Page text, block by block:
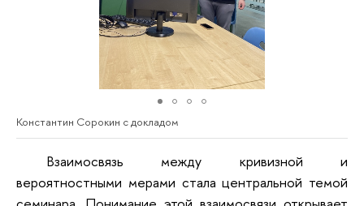
Константин Сорокин с докладом
Взаимосвязь между кривизной и
вероятностными мерами стала центральной темой